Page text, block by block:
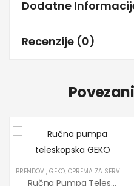
Dodatne
Recenzije (0)
BRENDOVI, GEKO, OPREMA ZA SERVISE
Ručna Pumpa Teleskopska GEKO